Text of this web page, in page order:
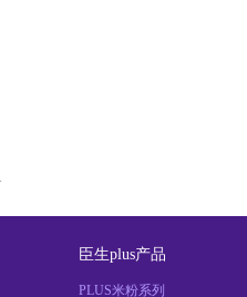
臣生plus产品
PLUS米粉系列